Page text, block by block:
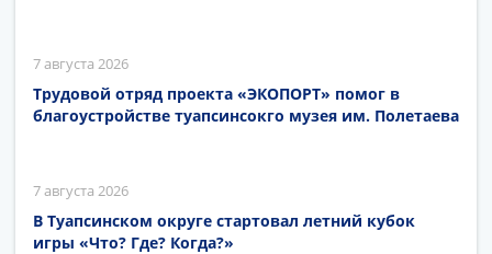
7 августа 2026
Трудовой отряд проекта «ЭКОПОРТ» помог в
благоустройстве туапсинсокго музея им. Полетаева
7 августа 2026
В Туапсинском округе стартовал летний кубок
игры «Что? Где? Когда?»